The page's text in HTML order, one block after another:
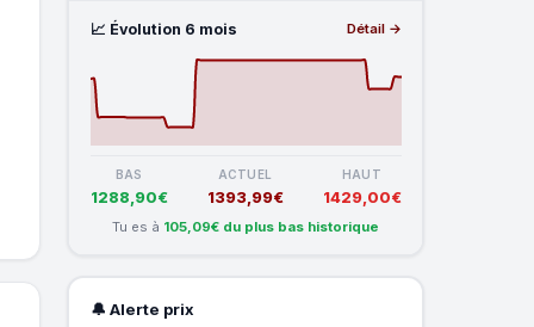
📈 Évolution 6 mois Détail →
BAS
1288,90€
ACTUEL
1393,99€
HAUT
1429,00€
Tu es à 105,09€ du plus bas historique
🔔 Alerte prix